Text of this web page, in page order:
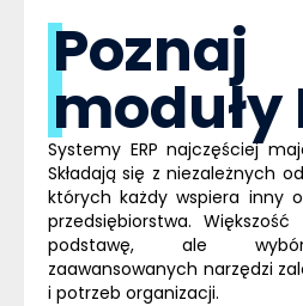
Poznaj
moduły
Systemy ERP najczęściej
Składają się z niezależnych
których każdy wspiera inny
przedsiębiorstwa.
podstawę, ale wybór
zaawansowanych narzędzi
i potrzeb organizacji.